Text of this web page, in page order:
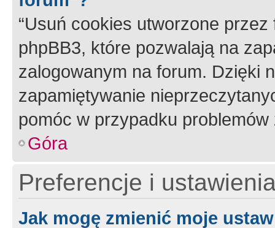
“Usuń cookies utworzone
phpBB3, które pozwalają na
zalogowanym na forum. Dzięki
zapamiętywanie
pomóc w przypadku
Góra
Preferencje i
Jak mogę zmienić moje